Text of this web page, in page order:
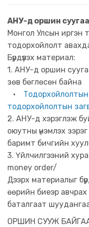
АНУ-д оршин
Монгол Улсын иргэн
тодорхойлолт
Бүрдүүлэх материал:
1. АНУ-д оршин
зөв бөглөсөн байна
•
тодорхойлолтын
2. АНУ-д хэрэглэж
оюутны үнэмлэх
баримт бичгийн
3. Үйлчилгээний
money order/
Дээрх материалыг
өөрийн биеэр
баталгаат
ОРШИН СУУЖ